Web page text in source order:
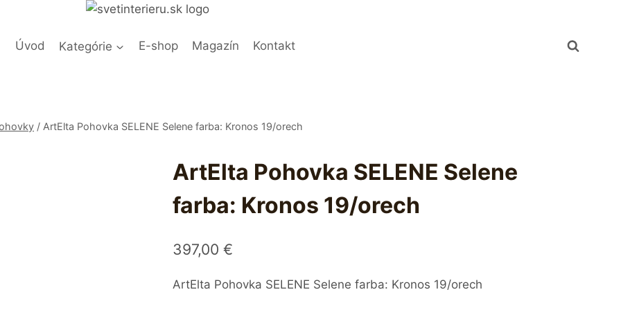
Úvod Kategórie E-shop Magazín Kontakt
/ ArtElta Pohovka SELENE Selene farba: Kronos 19/orech
ArtElta Pohovka SELENE Selene
farba: Kronos 19/orech
397,00 €
ArtElta Pohovka SELENE Selene farba: Kronos 19/orech